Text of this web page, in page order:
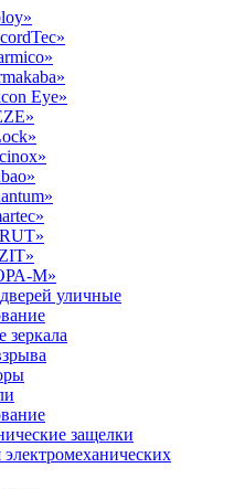
Eye»
М»
уличные
защелки